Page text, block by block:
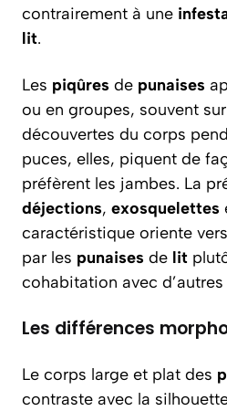
contrairement à une
lit.
Les piqûres de punaises
ou en groupes, souvent
découvertes du corps
puces, elles, piquent de
préfèrent les jambes. La
déjections, exosquelettes
caractéristique oriente
par les punaises de lit
cohabitation avec
Les différences
Le corps large et plat des
contraste avec la